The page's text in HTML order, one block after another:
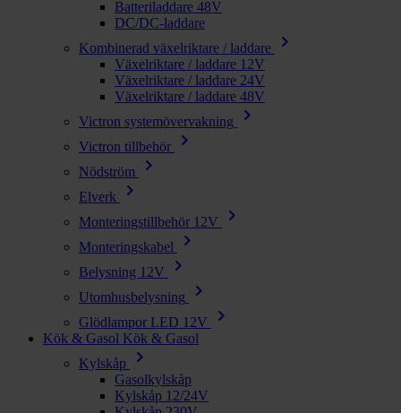
Batteriladdare 48V
DC/DC-laddare
Kombinerad växelriktare / laddare
chevron_right
Växelriktare / laddare 12V
Växelriktare / laddare 24V
Växelriktare / laddare 48V
Victron systemövervakning
chevron_right
Victron tillbehör chevron_right
Nödström chevron_right
Elverk chevron_right
Monteringstillbehör 12V chevron_right
Monteringskabel chevron_right
Belysning 12V chevron_right
Utomhusbelysning chevron_right
Glödlampor LED 12V chevron_right
Kök & Gasol Kök & Gasol
Kylskåp
chevron_right
Gasolkylskåp
Kylskåp 12/24V